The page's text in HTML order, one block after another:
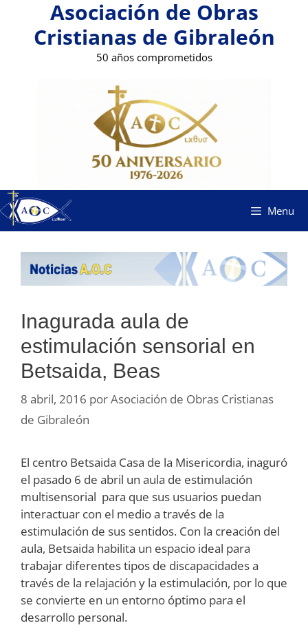
contenido
Asociación de Obras
Cristianas de Gibraleón
50 años comprometidos
Menu
Inagurada aula de
estimulación sensorial en
Betsaida, Beas
8 abril, 2016 porAsociación de Obras Cristianas
de Gibraleón
El centro Betsaida Casa de la Misericordia, inaguró
el pasado 6 de abril un aula de estimulación
multisensorial para que sus usuarios puedan
interactuar con el medio a través de la
estimulación de sus sentidos. Con la creación del
aula, Betsaida habilita un espacio ideal para
trabajar diferentes tipos de discapacidades a
través de la relajación y la estimulación, por lo que
se convierte en un entorno óptimo para el
desarrollo personal.